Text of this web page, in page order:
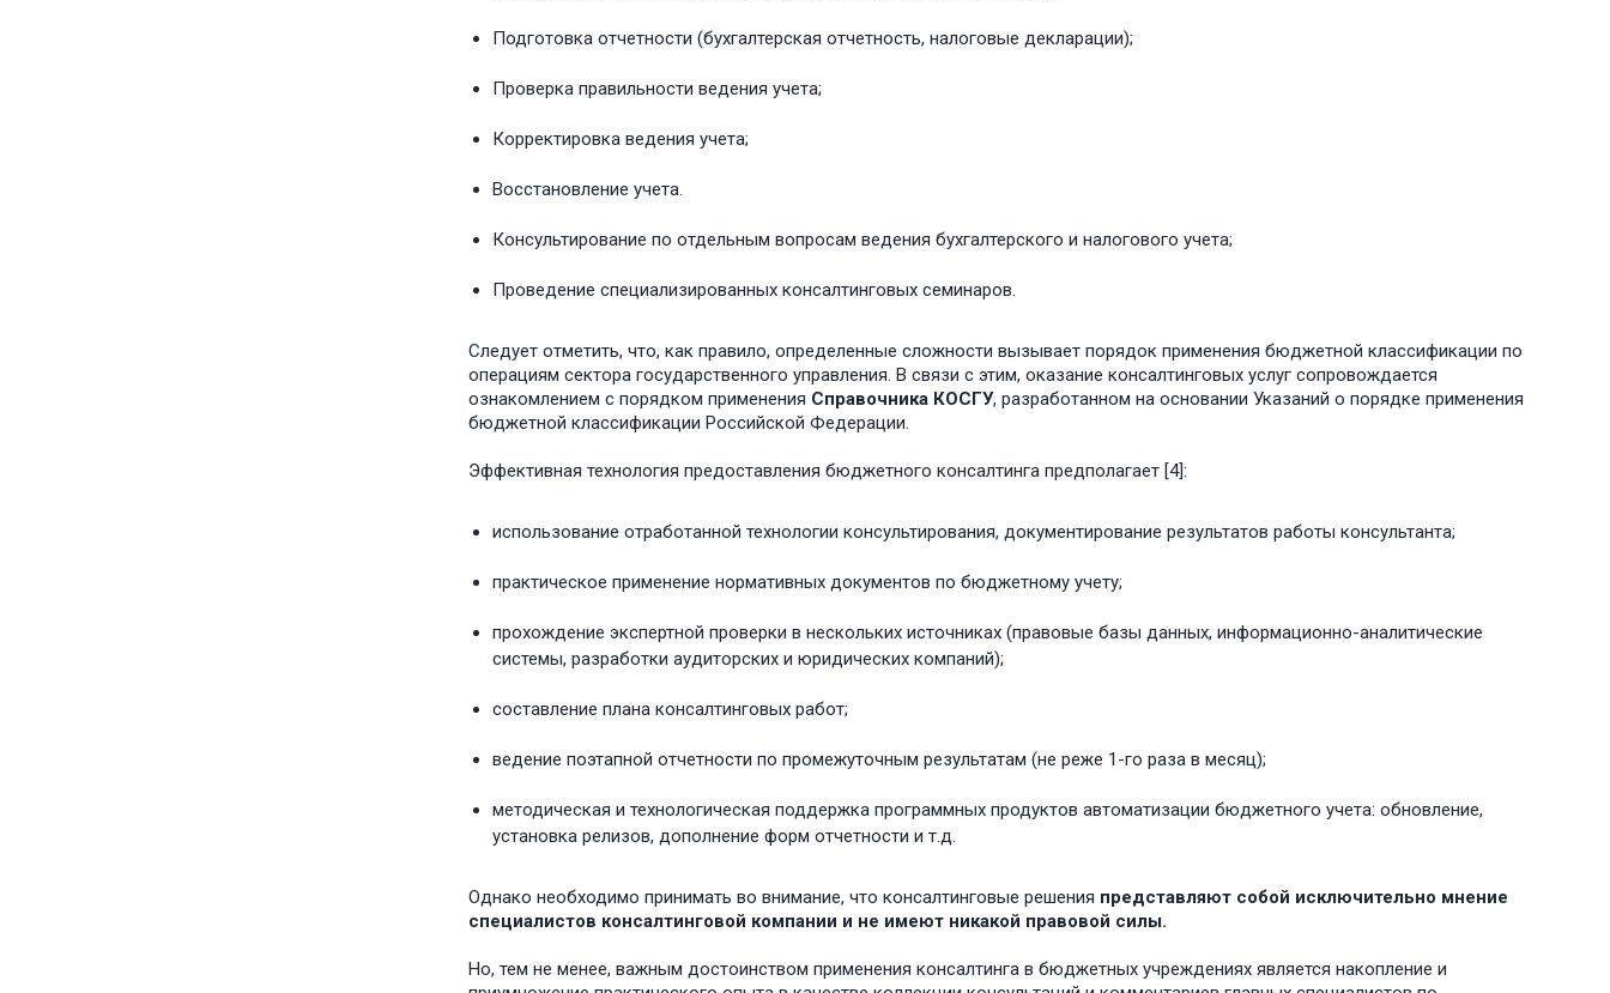
Подготовка отчетности (бухгалтерская отчетность, налоговые декларации);
Проверка правильности ведения учета;
Корректировка ведения учета;
Восстановление учета.
Консультирование по отдельным вопросам ведения бухгалтерского и налогового учета;
Проведение специализированных консалтинговых семинаров.
Следует отметить, что, как правило, определенные сложности вызывает порядок применения бюджетной классификации по
операциям сектора государственного управления. В связи с этим, оказание консалтинговых услуг сопровождается
ознакомлением с порядком применения Справочника КОСГУ, разработанном на основании Указаний о порядке применения
бюджетной классификации Российской Федерации.
Эффективная технология предоставления бюджетного консалтинга предполагает [4]:
использование отработанной технологии консультирования, документирование результатов работы консультанта;
практическое применение нормативных документов по бюджетному учету;
прохождение экспертной проверки в нескольких источниках (правовые базы данных, информационно-аналитические
системы, разработки аудиторских и юридических компаний);
составление плана консалтинговых работ;
ведение поэтапной отчетности по промежуточным результатам (не реже 1-го раза в месяц);
методическая и технологическая поддержка программных продуктов автоматизации бюджетного учета: обновление,
установка релизов, дополнение форм отчетности и т.д.
Однако необходимо принимать во внимание, что консалтинговые решения представляют собой исключительно мнение
специалистов консалтинговой компании и не имеют никакой правовой силы.
Но, тем не менее, важным достоинством применения консалтинга в бюджетных учреждениях является накопление и